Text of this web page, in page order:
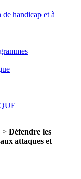
handicap et à
> Défendre les
attaques et